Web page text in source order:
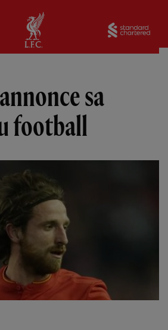
Domicile
sa
football